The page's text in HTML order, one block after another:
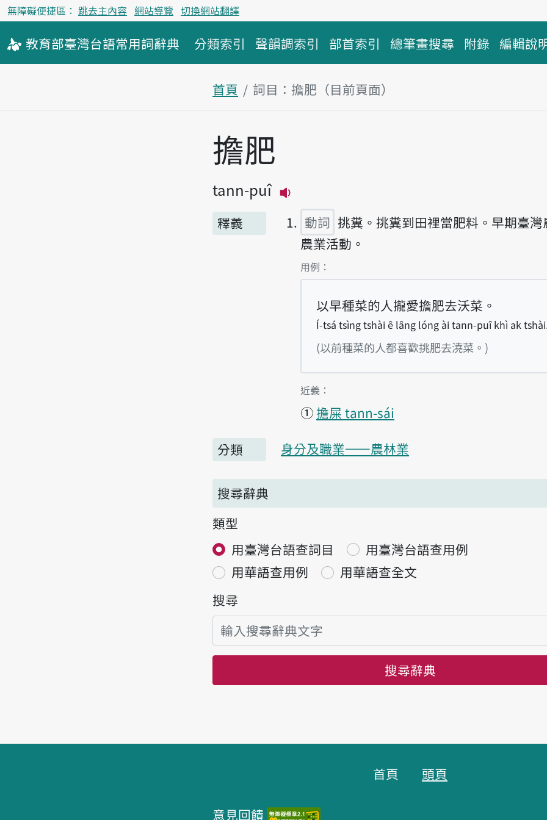
無障礙便捷區： 跳去主內容 網站導覽 切換網站翻譯
教育部臺灣台語常用詞辭典 分類索引 聲韻調索引 部首索引 總筆畫搜尋 附錄 編輯說
首頁 詞目：擔肥（目前頁面）
主內容區塊
擔肥
tann-puî
釋義
動詞 挑糞。挑糞到田裡當肥料。早期臺灣
農業活動。
第1項釋義的
用例：
以早種菜的人攏愛擔肥去沃菜。
Í-tsá tsìng tshài ê lâng lóng ài tann-puî khì ak tshài.
(以前種菜的人都喜歡挑肥去澆菜。)
第1項釋義的
近義：
①擔屎 tann-sái
分類 身分及職業——農林業
搜尋辭典
類型
用臺灣台語查詞目
用臺灣台語查用例
用華語查用例
用華語查全文
搜尋
搜尋辭典
首頁 頭頁
意見回饋